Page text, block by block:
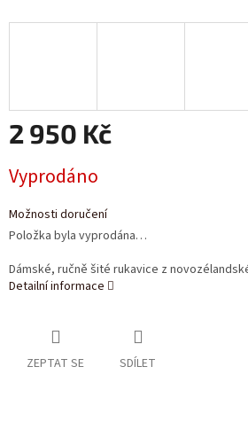
2 950 Kč
cena:
Vyprodáno
Možnosti doručení
Položka byla vyprodána…
Dámské, ručně šité rukavice z
Detailní informace
ZEPTAT SE SDÍLET